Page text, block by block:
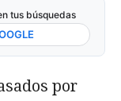
tus búsquedas
por